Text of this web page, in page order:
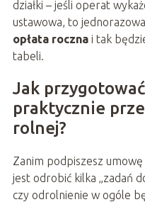
działki – jeśli operat
ustawowa, to
opłata rocznai tak
tabeli.
Jak
praktycznie
rolnej?
Zanim podpiszesz
jest odrobić kilka „zadań
czy odrolnienie w ogóle